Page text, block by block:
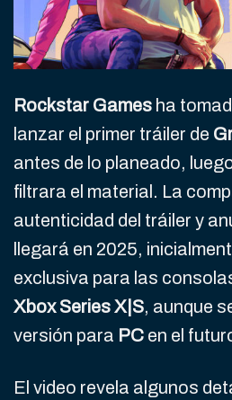
Rockstar Games ha
lanzar el primer tráiler de
antes de lo planeado,
filtrara el material. La
autenticidad del tráiler y
llegará en 2025,
exclusiva para las
Xbox Series X|S, aunque
versión para PC en el
El video revela algunos